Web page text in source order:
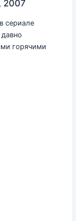
2007
сериале
горячими